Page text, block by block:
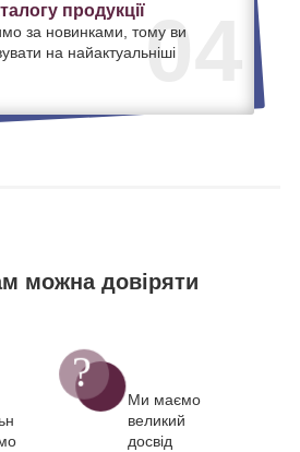
04
продукції
за новинками, тому ви
на найактуальніші
можна довіряти
Ми маємо
великий
досвід